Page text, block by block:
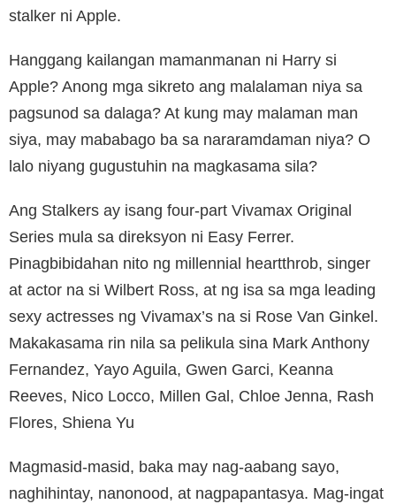
stalker ni Apple.
Hanggang kailangan mamanmanan ni Harry si
Apple? Anong mga sikreto ang malalaman niya sa
pagsunod sa dalaga? At kung may malaman man
siya, may mababago ba sa nararamdaman niya? O
lalo niyang gugustuhin na magkasama sila?
Ang Stalkers ay isang four-part Vivamax Original
Series mula sa direksyon ni Easy Ferrer.
Pinagbibidahan nito ng millennial heartthrob, singer
at actor na si Wilbert Ross, at ng isa sa mga leading
sexy actresses ng Vivamax’s na si Rose Van Ginkel.
Makakasama rin nila sa pelikula sina Mark Anthony
Fernandez, Yayo Aguila, Gwen Garci, Keanna
Reeves, Nico Locco, Millen Gal, Chloe Jenna, Rash
Flores, Shiena Yu
Magmasid-masid, baka may nag-aabang sayo,
naghihintay, nanonood, at nagpapantasya. Mag-ingat